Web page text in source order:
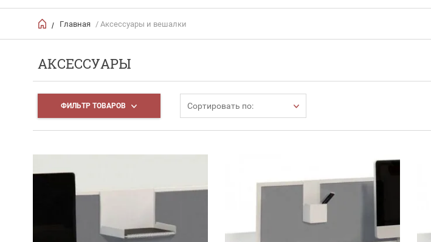
/ Главная / Аксессуары и вешалки
АКСЕССУАРЫ
ФИЛЬТР ТОВАРОВ Сортировать по: